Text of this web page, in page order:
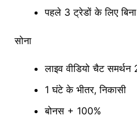
पहले 3 ट्रेडों के लिए
सोना
लाइव वीडियो चैट
1 घंटे के भीतर, निकासी
बोनस + 100%